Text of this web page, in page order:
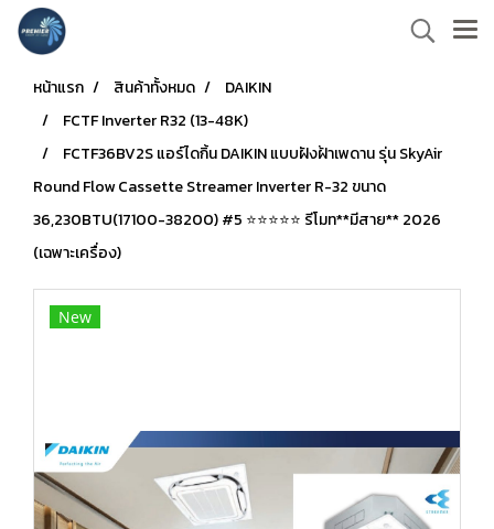
หน้าแรก สินค้าทั้งหมด
DAIKIN
FCTF Inverter R32 (13-48K)
FCTF36BV2S แอร์ไดกิ้น DAIKIN แบบฝังฝ้าเพดาน รุ่น SkyAir
Round Flow Cassette Streamer Inverter R-32 ขนาด
36,230BTU(17100-38200) #5 ⭐⭐⭐⭐⭐ รีโมท**มีสาย** 2026
(เฉพาะเครื่อง)
New